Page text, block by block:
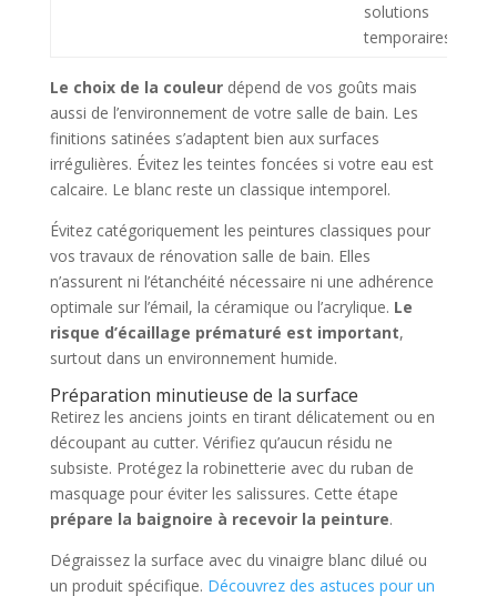
solutions
temporaires.
Le choix de la couleurdépend de vos goûts mais
aussi de l’environnement de votre salle de bain. Les
finitions satinées s’adaptent bien aux surfaces
irrégulières. Évitez les teintes foncées si votre eau est
calcaire. Le blanc reste un classique intemporel.
Évitez catégoriquement les peintures classiques pour
vos travaux de rénovation salle de bain. Elles
n’assurent ni l’étanchéité nécessaire ni une adhérence
optimale sur l’émail, la céramique ou l’acrylique. Le
risque d’écaillage prématuré est important,
surtout dans un environnement humide.
Préparation minutieuse de la surface
Retirez les anciens joints en tirant délicatement ou en
découpant au cutter. Vérifiez qu’aucun résidu ne
subsiste. Protégez la robinetterie avec du ruban de
masquage pour éviter les salissures. Cette étape
prépare la baignoire à recevoir la peinture.
Dégraissez la surface avec du vinaigre blanc dilué ou
un produit spécifique. Découvrez des astuces pour un